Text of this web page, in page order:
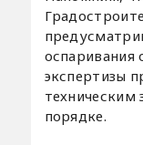
оспаривания
экспертизы
техническим
порядке.